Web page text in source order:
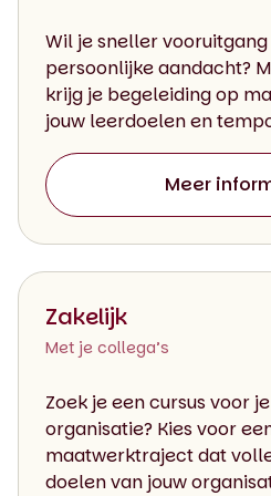
Wil je sneller
persoonlijke aandacht?
krijg je begeleiding op
jouw leerdoelen en
Meer
Zakelijk
Met je collega’s
Zoek je een cursus voor
organisatie? Kies voor
maatwerktraject dat
doelen van jouw